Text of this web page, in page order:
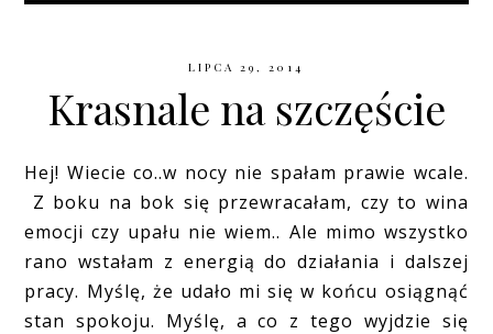
LIPCA 29, 2014
Krasnale na szczęście
Hej! Wiecie co..w nocy nie spałam prawie wcale.
Z boku na bok się przewracałam, czy to wina
emocji czy upału nie wiem.. Ale mimo wszystko
rano wstałam z energią do działania i dalszej
pracy. Myślę, że udało mi się w końcu osiągnąć
stan spokoju. Myślę, a co z tego wyjdzie się